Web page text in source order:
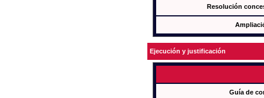
Resolución
Ejecución y justificación
Guía de